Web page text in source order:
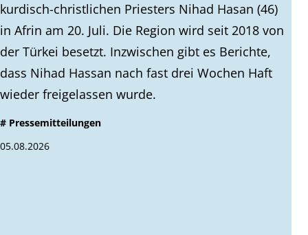
kurdisch-christlichen Priesters Nihad Hasan (46)
in Afrin am 20. Juli. Die Region wird seit 2018 von
der Türkei besetzt. Inzwischen gibt es Berichte,
dass Nihad Hassan nach fast drei Wochen Haft
wieder freigelassen wurde.
# Pressemitteilungen
05.08.2026